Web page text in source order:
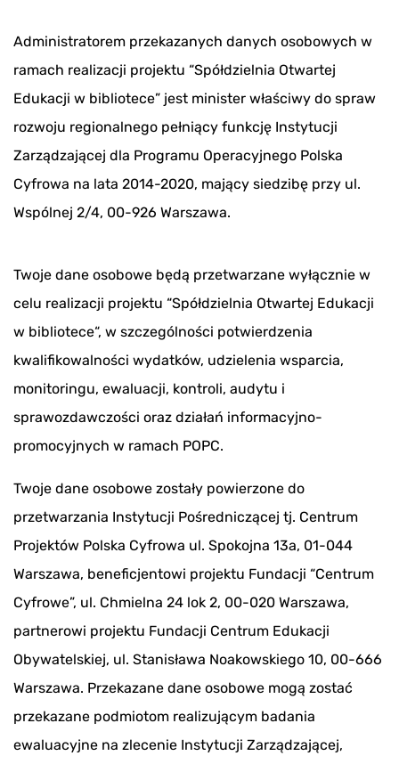
Administratorem przekazanych danych osobowych w
ramach realizacji projektu “Spółdzielnia Otwartej
Edukacji w bibliotece” jest minister właściwy do spraw
rozwoju regionalnego pełniący funkcję Instytucji
Zarządzającej dla Programu Operacyjnego Polska
Cyfrowa na lata 2014-2020, mający siedzibę przy ul.
Wspólnej 2/4, 00-926 Warszawa.
Twoje dane osobowe będą przetwarzane wyłącznie w
celu realizacji projektu “Spółdzielnia Otwartej Edukacji
w bibliotece“, w szczególności potwierdzenia
kwalifikowalności wydatków, udzielenia wsparcia,
monitoringu, ewaluacji, kontroli, audytu i
sprawozdawczości oraz działań informacyjno-
promocyjnych w ramach POPC.
Twoje dane osobowe zostały powierzone do
przetwarzania Instytucji Pośredniczącej tj. Centrum
Projektów Polska Cyfrowa ul. Spokojna 13a, 01-044
Warszawa, beneficjentowi projektu Fundacji “Centrum
Cyfrowe”, ul. Chmielna 24 lok 2, 00-020 Warszawa,
partnerowi projektu Fundacji Centrum Edukacji
Obywatelskiej, ul. Stanisława Noakowskiego 10, 00-666
Warszawa. Przekazane dane osobowe mogą zostać
przekazane podmiotom realizującym badania
ewaluacyjne na zlecenie Instytucji Zarządzającej,